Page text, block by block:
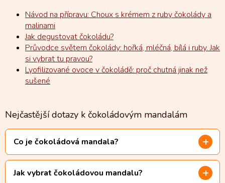
Návod na přípravu: Choux s krémem z ruby čokolády a
malinami
Jak degustovat čokoládu?
Průvodce světem čokolády: hořká, mléčná, bílá i ruby. Jak
si vybrat tu pravou?
Lyofilizované ovoce v čokoládě: proč chutná jinak než
sušené
Nejčastější dotazy k čokoládovým mandalám
Co je čokoládová mandala?
Jak vybrat čokoládovou mandalu?